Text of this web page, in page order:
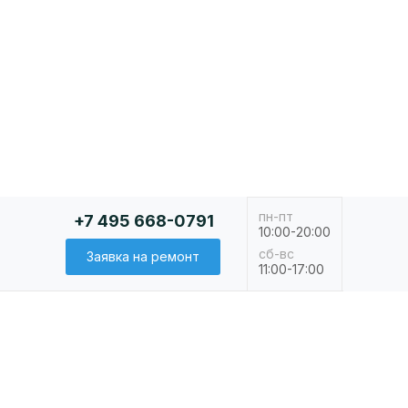
пн-пт
сб-вс
10:00-20:00
11:00-17:00
+7 495 668-0791
Заявка на ремонт